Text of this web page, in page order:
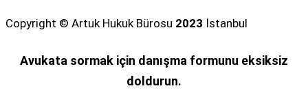
Copyright © Artuk Hukuk Bürosu 2023 İstanbul
Avukata sormak için danışma formunu eksiksiz
doldurun.